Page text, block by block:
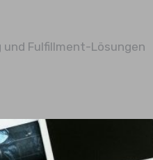
Fulfillment-Lösungen